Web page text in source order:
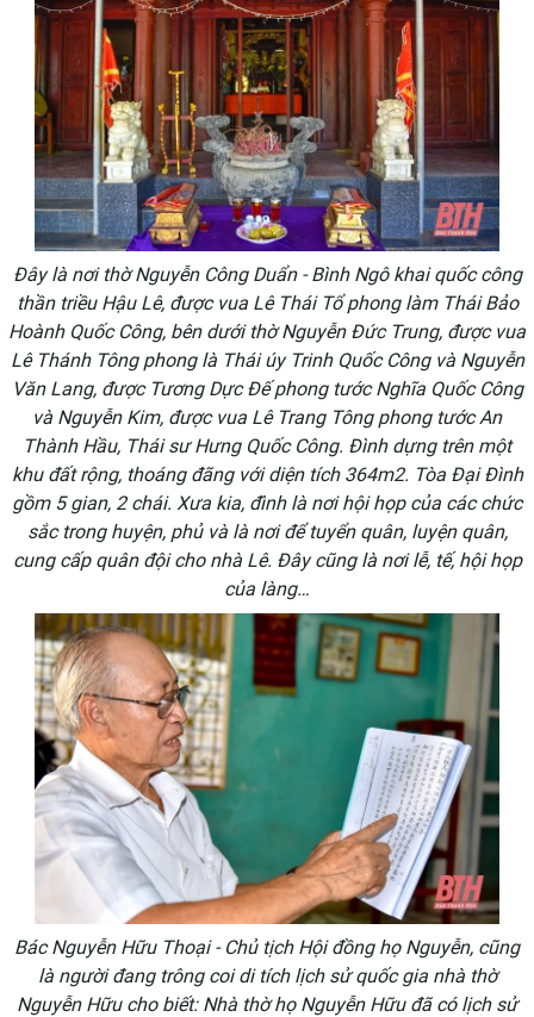
Đây là nơi thờ Nguyễn Công Duẩn - Bình Ngô khai quốc công
thần triều Hậu Lê, được vua Lê Thái Tổ phong làm Thái Bảo
Hoành Quốc Công, bên dưới thờ Nguyễn Đức Trung, được vua
Lê Thánh Tông phong là Thái úy Trinh Quốc Công và Nguyễn
Văn Lang, được Tương Dực Đế phong tước Nghĩa Quốc Công
và Nguyễn Kim, được vua Lê Trang Tông phong tước An
Thành Hầu, Thái sư Hưng Quốc Công. Đình dựng trên một
khu đất rộng, thoáng đãng với diện tích 364m2. Tòa Đại Đình
gồm 5 gian, 2 chái. Xưa kia, đình là nơi hội họp của các chức
sắc trong huyện, phủ và là nơi để tuyển quân, luyện quân,
cung cấp quân đội cho nhà Lê. Đây cũng là nơi lễ, tế, hội họp
của làng…
Bác Nguyễn Hữu Thoại - Chủ tịch Hội đồng họ Nguyễn, cũng
là người đang trông coi di tích lịch sử quốc gia nhà thờ
Nguyễn Hữu cho biết: Nhà thờ họ Nguyễn Hữu đã có lịch sử